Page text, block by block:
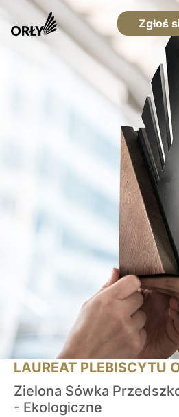
Zgłoś
LAUREAT PLEBISCYTU
Zielona Sówka
- Ekologiczne